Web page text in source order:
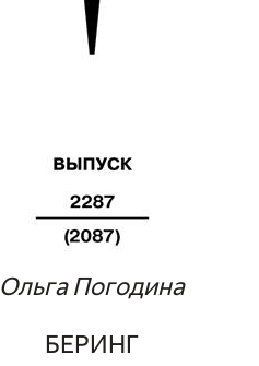
Ольга Погодина
БЕРИНГ